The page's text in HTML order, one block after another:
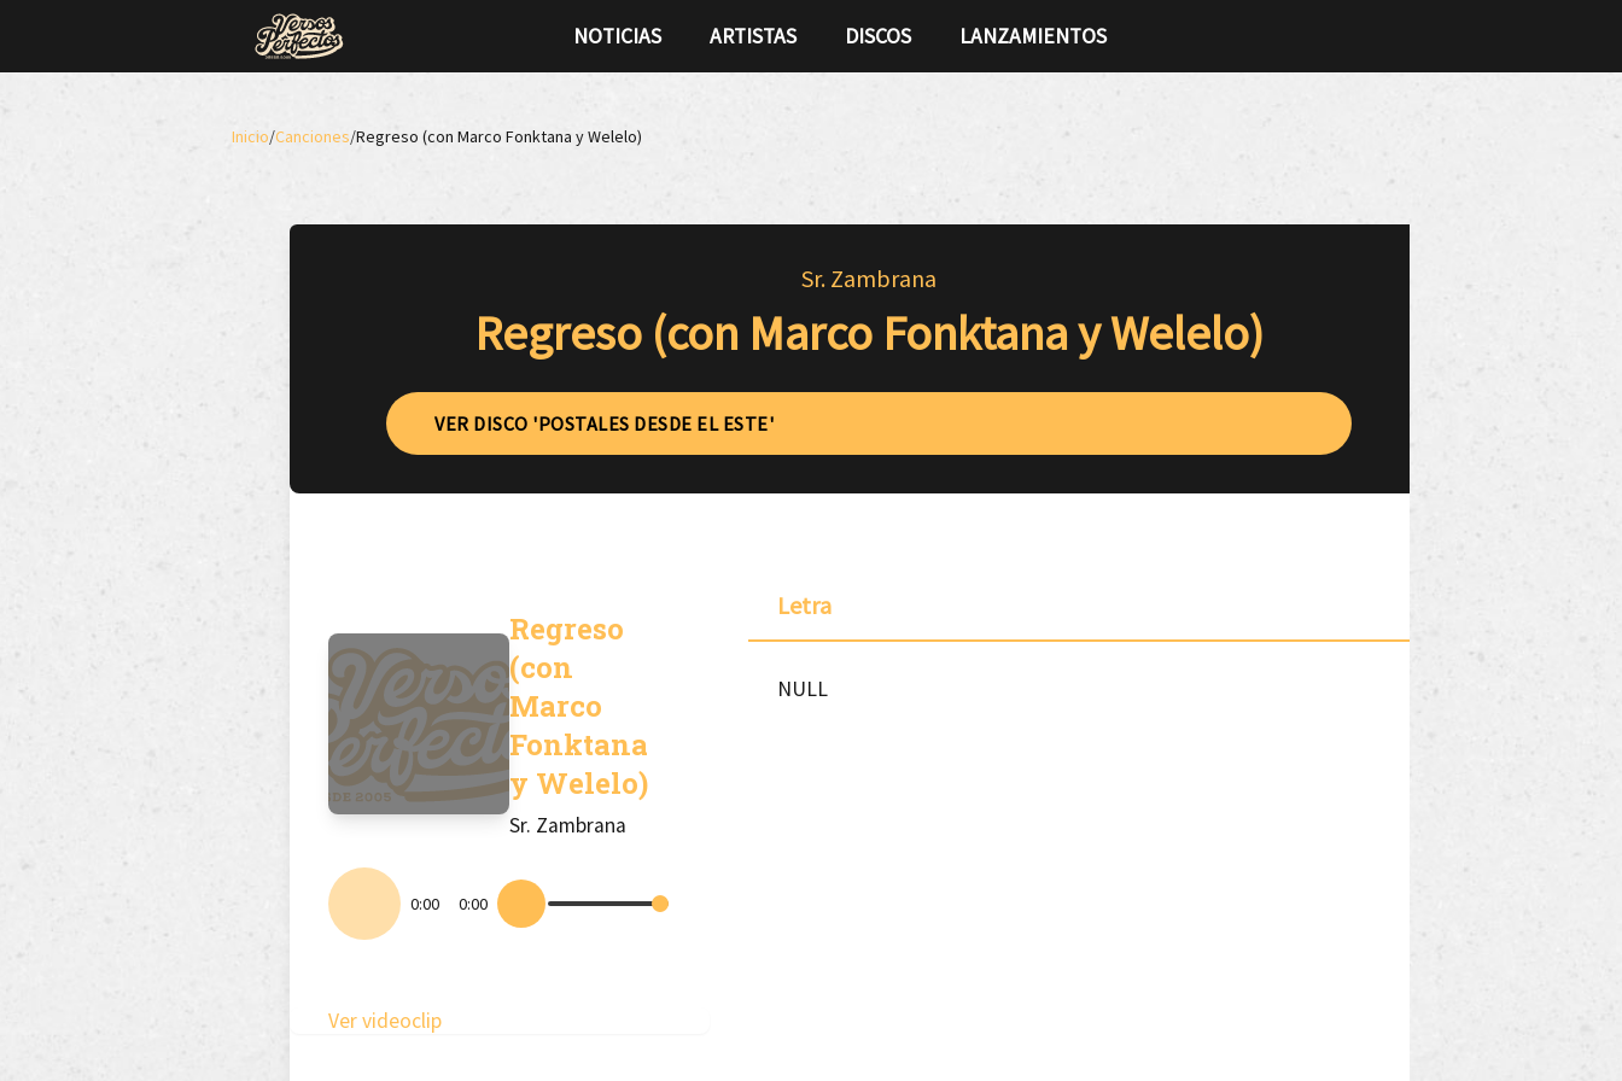
NOTICIAS ARTISTAS DISCOS LANZAMIENTOS
Inicio/Canciones/Regreso (con Marco Fonktana y Welelo)
Sr. Zambrana
Regreso (con Marco Fonktana y Welelo)
VER DISCO 'POSTALES DESDE EL ESTE'
Regreso
(con
Marco
Fonktana
y Welelo)
Sr. Zambrana
0:00 0:00
Ver videoclip
Letra
NULL